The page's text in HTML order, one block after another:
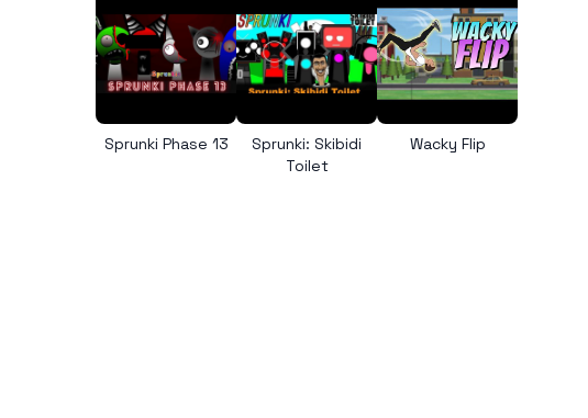
Sprunki Phase 13
Sprunki: Skibidi
Toilet
Wacky Flip